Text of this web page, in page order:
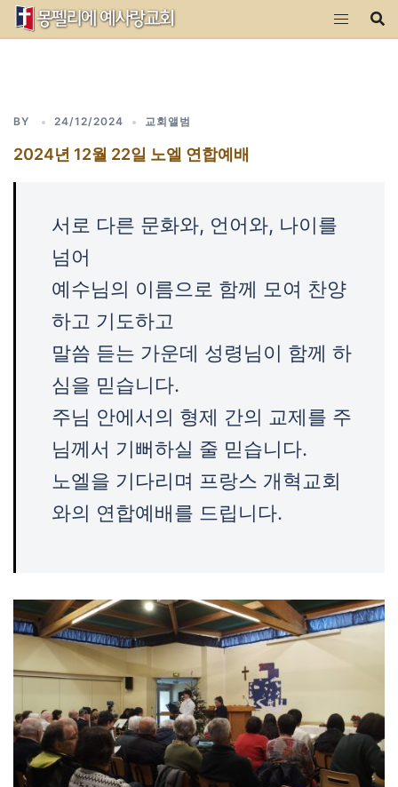
Skip
BY 24/12/2024 교회앨범
2024년 12월 22일 노엘 연합예배
서로 다른 문화와, 언어와, 나이를
넘어
예수님의 이름으로 함께 모여 찬양
하고 기도하고
말씀 듣는 가운데 성령님이 함께 하
심을 믿습니다.
주님 안에서의 형제 간의 교제를 주
님께서 기뻐하실 줄 믿습니다.
노엘을 기다리며 프랑스 개혁교회
와의 연합예배를 드립니다.